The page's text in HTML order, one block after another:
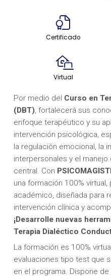
Certificado
Virtual
Por medio del Curso en
(DBT), fortalecerá sus
enfoque terapéutico y su
intervención psicológica,
la regulación emocional, la
interpersonales y el
central. Con
una formación 100%
académico, diseñada para
intervención clínica y
¡Desarrolle nuevas
Terapia Dialéctico
La formación es 100%
evaluaciones tipo test que
en el programa. Dispone